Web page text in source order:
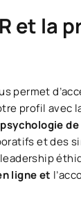
et la
permet
profil avec
de
et des
ligne et